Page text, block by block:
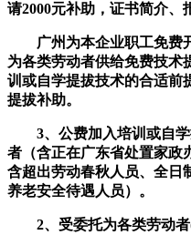
请2000元补助，证书简介、
广州为本企业职工免费
为各类劳动者供给免费技术
训或自学提拔技术的合适前
提拔补助。
3、公费加入培训或自学
者（含正在广东省处置家政
含超出劳动春秋人员、全日
养老安全待遇人员）。
2、受委托为各类劳动者(